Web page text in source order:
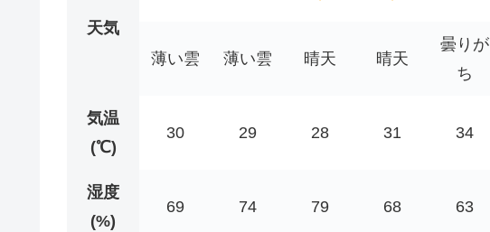
天気
薄い雲
薄い雲 晴天 晴天
曇りが
ち
気温
(℃)
30 29 28 31 34
湿度
(%)
69 74 79 68 63